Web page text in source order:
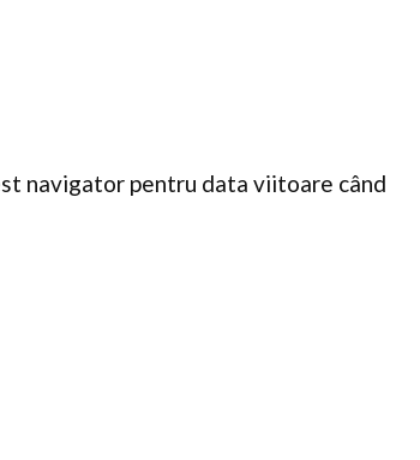
navigator pentru data viitoare când